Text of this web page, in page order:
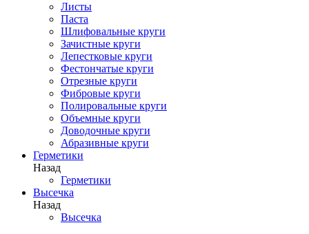
Листы
Паста
Шлифовальные круги
Зачистные круги
Лепестковые круги
Фестончатые круги
Отрезные круги
Фибровые круги
Полировальные круги
Объемные круги
Доводочные круги
Абразивные круги
Герметики
Назад
Герметики
Высечка
Назад
Высечка